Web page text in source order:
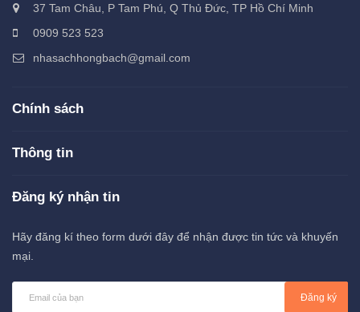
37 Tam Châu, P Tam Phú, Q Thủ Đức, TP Hồ Chí Minh
0909 523 523
nhasachhongbach@gmail.com
Chính sách
Thông tin
Đăng ký nhận tin
Hãy đăng kí theo form dưới đây để nhận được tin tức và khuyến
mại.
Đăng ký